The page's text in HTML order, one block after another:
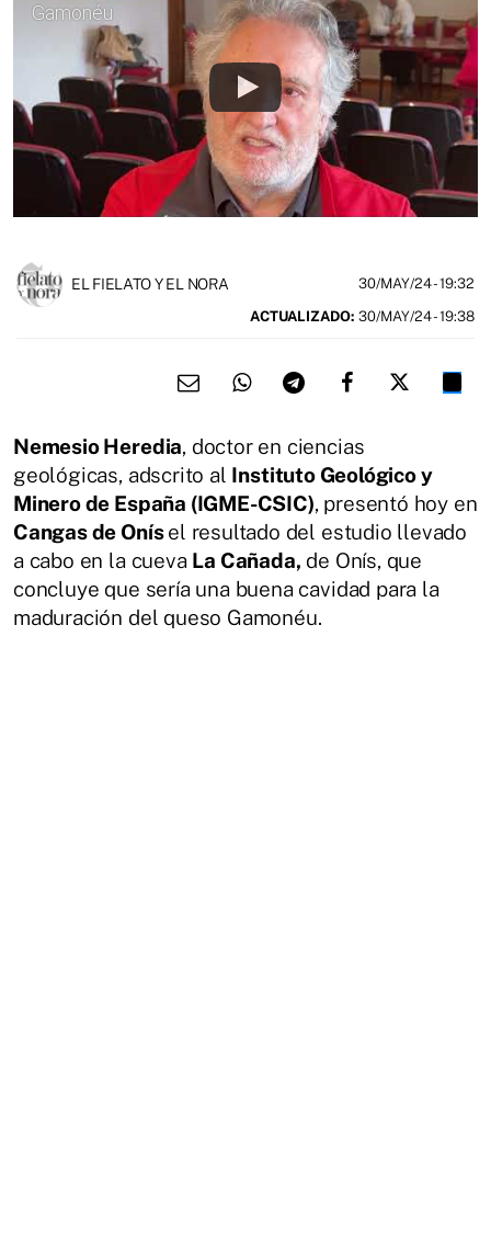
Gamonéu
EL FIELATO Y EL NORA 30/MAY/24- 19:32
ACTUALIZADO: 30/MAY/24 - 19:38
Nemesio Heredia, doctor en ciencias
geológicas, adscrito al Instituto Geológico y
Minero de España (IGME-CSIC), presentó hoy en
Cangas de Onísel resultado del estudio llevado
a cabo en la cueva La Cañada, de Onís, que
concluye que sería una buena cavidad para la
maduración del queso Gamonéu.